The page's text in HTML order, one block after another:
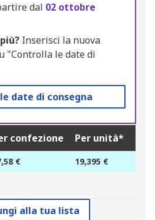
dal 02 ottobre
Inserisci la nuova
"Controlla le date di
date di consegna
confezione Per unità*
€ 19,395 €
alla tua lista